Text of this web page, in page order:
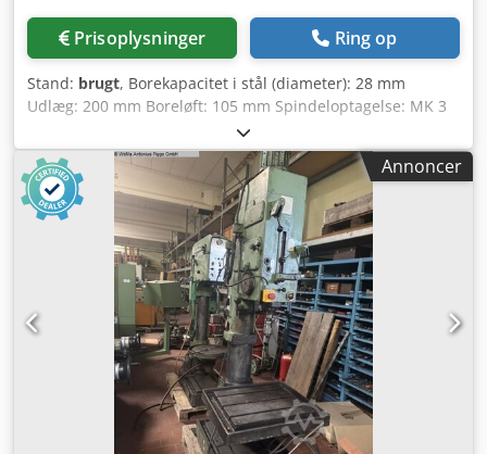
Prisoplysninger Ring op
Stand: brugt, Borekapacitet i stål (diameter): 28 mm
Udlæg: 200 mm Boreløft: 105 mm Spindeloptagelse: MK 3
Antal spindelomdrejninger: 12 Spindelhastighed: 35 - 5600
o/min Dkedpfjfbh Akox Acior Søjlediameter: 92 mm
Bordstørrelse: 340 x 360 mm Bordet kan drejes 360°
Samlet effektbehov: 1,5 kW Maskinvægt ca. 170 kg
Pladsbehov ca. 750 x 500 x 1800 mm Tandstang er bøjet
Kølemiddelanlæg ikke komplet, pumpe medfølger
Grundlæggende funktionsdygtig
Annoncer